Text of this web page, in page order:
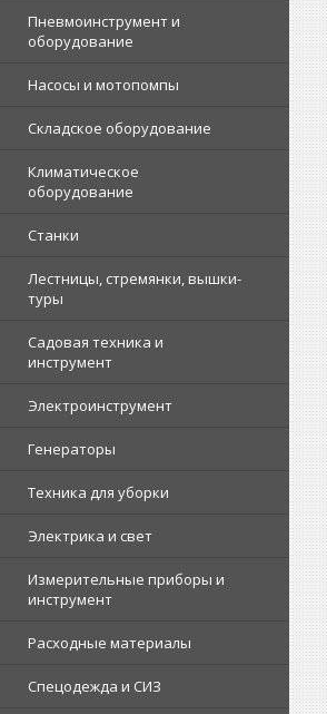
Пневмоинструмент и
оборудование
Насосы и мотопомпы
Складское оборудование
Климатическое
оборудование
Станки
Лестницы, стремянки, вышки-
туры
Садовая техника и
инструмент
Электроинструмент
Генераторы
Техника для уборки
Электрика и свет
Измерительные приборы и
инструмент
Расходные материалы
Спецодежда и СИЗ